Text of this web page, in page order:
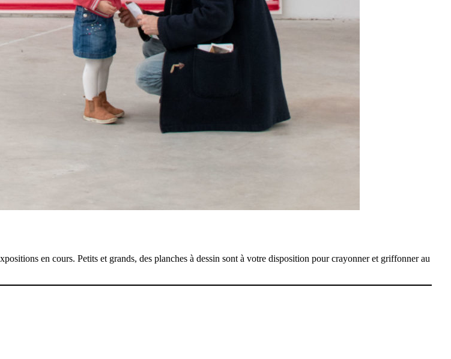
en cours. Petits et grands, des planches à dessin sont à votre disposition pour crayonner et griffonner au